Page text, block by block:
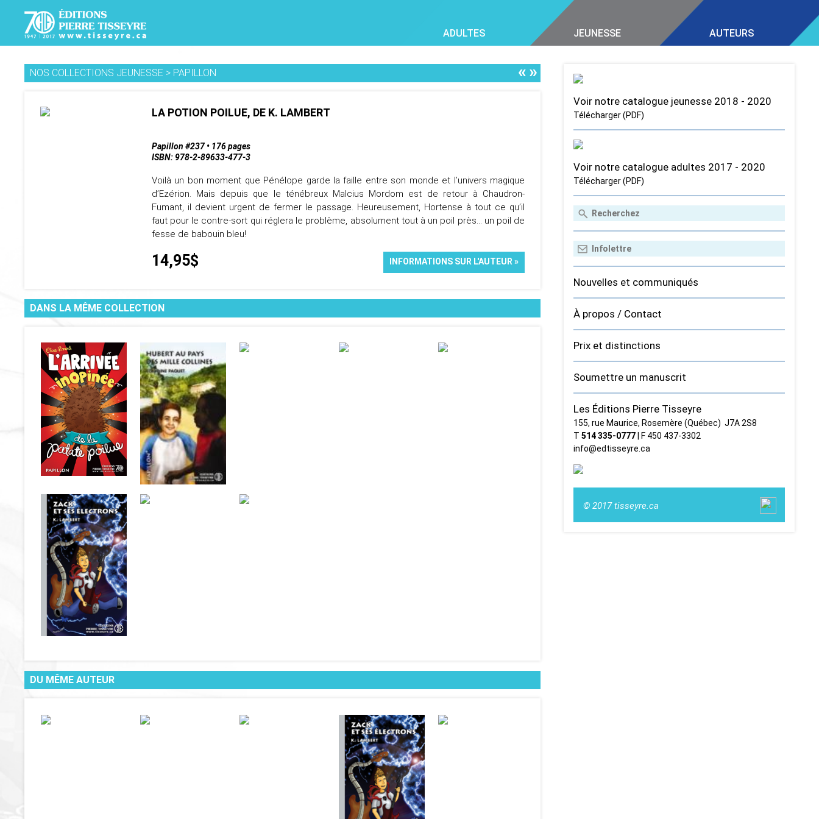
ADULTES JEUNESSE AUTEURS
NOS COLLECTIONS JEUNESSE > PAPILLON «»
LA POTION POILUE, DE K. LAMBERT
Papillon #237 • 176 pages
ISBN: 978-2-89633-477-3
Voilà un bon moment que Pénélope garde la faille entre son monde et l’univers magique
d’Ezérion. Mais depuis que le ténébreux Malcius Mordom est de retour à Chaudron-
Fumant, il devient urgent de fermer le passage. Heureusement, Hortense à tout ce qu’il
faut pour le contre-sort qui réglera le problème, absolument tout à un poil près… un poil de
fesse de babouin bleu!
14,95$ INFORMATIONS SUR L'AUTEUR »
DANS LA MÊME COLLECTION
DU MÊME AUTEUR
Voir notre catalogue jeunesse 2018 - 2020
Télécharger (PDF)
Voir notre catalogue adultes 2017 - 2020
Télécharger (PDF)
Nouvelles et communiqués
À propos / Contact
Prix et distinctions
Soumettre un manuscrit
Les Éditions Pierre Tisseyre
155, rue Maurice, Rosemère (Québec) J7A 2S8
T 514 335‑0777| F 450 437‑3302
info@edtisseyre.ca
© 2017 tisseyre.ca